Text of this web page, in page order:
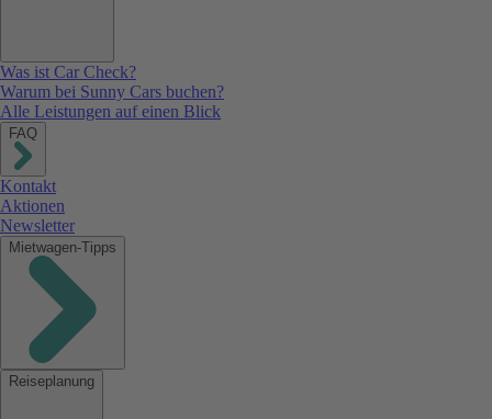
Was ist Car Check?
Warum bei Sunny Cars buchen?
Alle Leistungen auf einen Blick
FAQ
Kontakt
Aktionen
Newsletter
Mietwagen-Tipps
Reiseplanung